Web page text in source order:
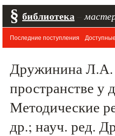
§ библиотека
Последние поступления
Дружинина Л.А.
пространстве у
Методические
др.; науч. ред.